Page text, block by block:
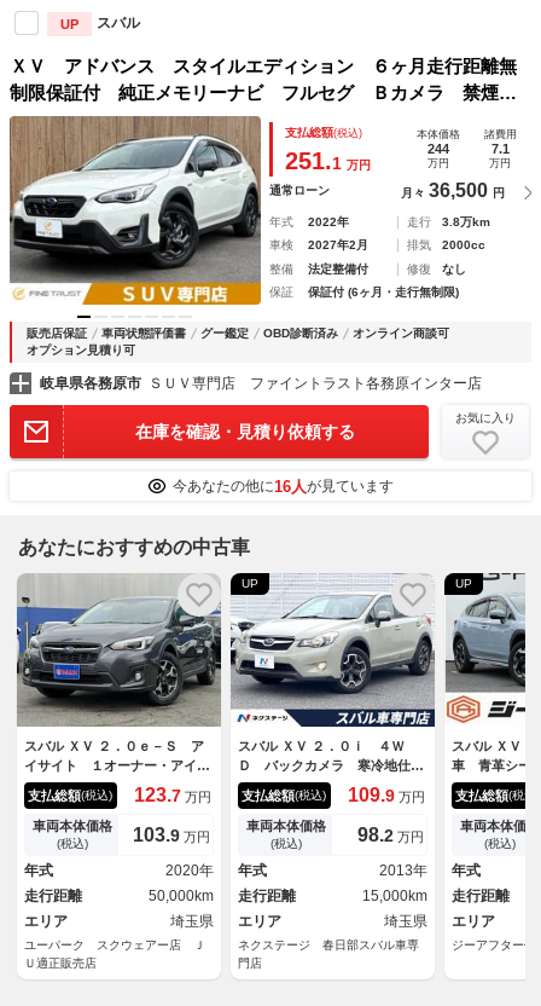
UP スバル
ＸＶ アドバンス スタイルエディション ６ヶ月走行距離無
制限保証付 純正メモリーナビ フルセグ Ｂカメラ 禁煙
車 ＥＴＣ レーダークルーズコントロール 衝突軽減ブレー
キ ハーフレザー シートヒーター パワーシート コーナー
センサー ４ＷＤ
支払総額(税込)
251.1 万円
本体価格
244
万円
諸費用
7.1
万円
通常ローン 月々 36,500 円
年式 2022年 走行
3.8万km
車検
2027年2月 排気
2000cc
整備
法定整備付 修復
なし
保証
保証付 (6ヶ月・走行無制限)
販売店保証 車両状態評価書 グー鑑定 OBD診断済み
オンライン商談可
オプション見積り可
岐阜県各務原市 ＳＵＶ専門店 ファイントラスト各務原インター店
在庫を確認・見積り依頼する
お気に入り
今あなたの他に16人が見ています
あなたにおすすめの中古車
スバル ＸＶ ２．０ｅ－Ｓ ア
イサイト １オーナー・アイサ
イト・フルセグナビ・サイド＆
バックカメラ・ＢＴオーディ
オ・ＥＴＣ・ＵＳＢ・パワーシ
ート・ＬＥＤヘッドライト・純
正１７ＡＷ・スマートキー・Ｃ
ソナー・ＢＳＭ・パドルシフト
支払総額(税込) 123.7 万円
車両本体価格
(税込) 103.9 万円
年式
2020年
走行距離
50,000km
エリア
埼玉県
ユーパーク スクウェアー店 Ｊ
Ｕ適正販売店
UP
スバル ＸＶ ２．０ｉ ４Ｗ
Ｄ バックカメラ 寒冷地仕
様 禁煙車 ビルトインＥＴ
Ｃ 純正１８インチアルミ オ
ートライト デュアルエアコ
ン Ｂｌｕｅｔｏｏｔｈ Ｃ
Ｄ ＤＶＤ再生 フルセグ パ
ドルシフト
支払総額(税込) 109.9 万円
車両本体価格
(税込) 98.2 万円
年式
2013年
走行距離
15,000km
エリア
埼玉県
ネクステージ 春日部スバル車専
門店
UP
スバル ＸＶ
車 青革シー
純正８イン
バックカメラ
ルーズコン
ドスポット
フト シート
付パワーシ
支払総額(税込)
車両本体価格
(税込)
年式
走行距離
エリア
ジーアフター佐